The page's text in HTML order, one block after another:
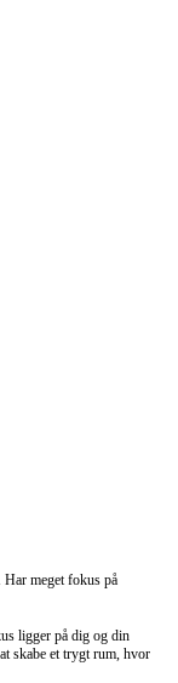
meget fokus på
ligger på dig og din
skabe et trygt rum, hvor